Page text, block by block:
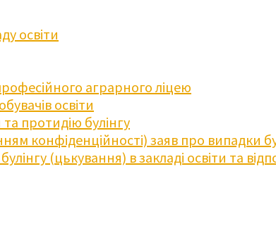
освіти
аграрного ліцею
освіти
протидію булінгу
конфіденційності) заяв про випадки
(цькування) в закладі освіти та